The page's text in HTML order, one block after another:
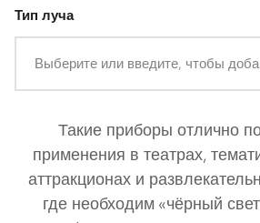
Тип луча
Выберите или введите, чтобы
Такие приборы отлично
применения в театрах,
аттракционах и
где необходим «чёрный